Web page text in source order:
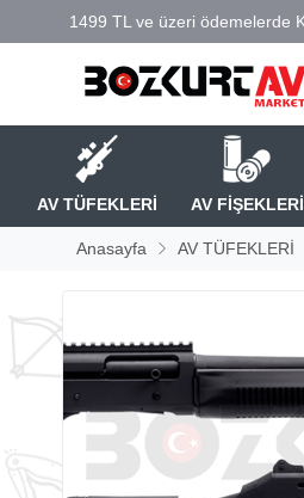
AV TÜFEKLERİ AV FİŞEKLERİ
Anasayfa AV TÜFEKLERİ